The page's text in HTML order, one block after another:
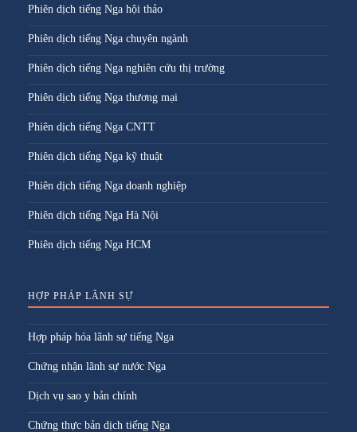
Phiên dịch tiếng Nga hội thảo
Phiên dịch tiếng Nga chuyên ngành
Phiên dịch tiếng Nga nghiên cứu thị trường
Phiên dịch tiếng Nga thương mại
Phiên dịch tiếng Nga CNTT
Phiên dịch tiếng Nga kỹ thuật
Phiên dịch tiếng Nga doanh nghiệp
Phiên dịch tiếng Nga Hà Nội
Phiên dịch tiếng Nga HCM
HỢP PHÁP LÃNH SỰ
Hợp pháp hóa lãnh sự tiếng Nga
Chứng nhận lãnh sự nước Nga
Dịch vụ sao y bản chính
Chứng thực bản dịch tiếng Nga